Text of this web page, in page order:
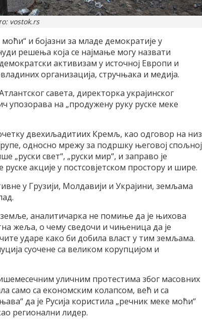
vostok.rs
и бојазни за младе демократије у
решења која се најмање могу назвати
активизам у источној Европи и
организација, стручњака и медија.
савета, директорка украјинског
упозорава на „продужену руку руске меке
двехиљадитиих Кремљ, као одговор на низ
односно мрежу за подршку његовој спољној
свет“, „руски мир“, и заправо је
акције у постсовјетском простору и шире.
у Грузији, Молдавији и Украјини, земљама
аналитичарка не помиње да је њихова
жеља, о чему сведочи и чињеница да је
ударе како би добила власт у тим земљама.
суочене са великом корупцијом и
уличним протестима због масовних
само са економским колапсом, већ и са
да је Русија користила „речник меке моћи“
регионални лидер.